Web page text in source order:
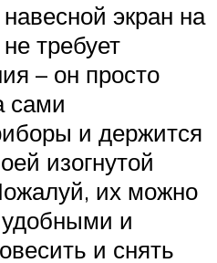
экран на
требует
– он просто
сами
и держится
изогнутой
их можно
и
и снять